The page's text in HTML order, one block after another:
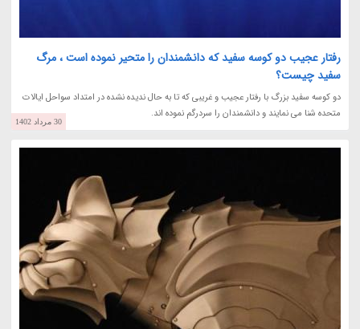
رفتار عجیب دو کوسه سفید که دانشمندان را متحیر نموده است ، مرگ
سفید چیست؟
دو کوسه سفید بزرگ با رفتار عجیب و غریبی که تا به حال ندیده نشده در امتداد سواحل ایالات
متحده شنا می نمایند و دانشمندان را سردرگم نموده اند.
30 مرداد 1402